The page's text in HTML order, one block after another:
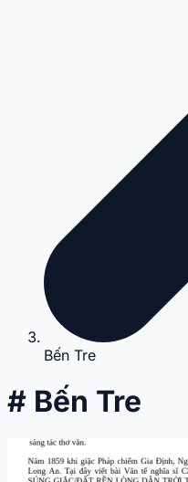
Bến Tre
# Bến Tre